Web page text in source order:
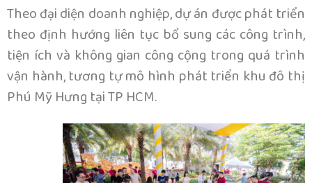
Theo đại diện doanh nghiệp, dự án được phát triển
theo định hướng liên tục bổ sung các công trình,
tiện ích và không gian công cộng trong quá trình
vận hành, tương tự mô hình phát triển khu đô thị
Phú Mỹ Hưng tại TP HCM.